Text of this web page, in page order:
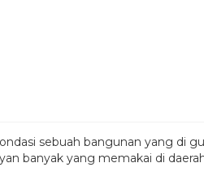
sebuah bangunan yang di
banyak yang memakai di